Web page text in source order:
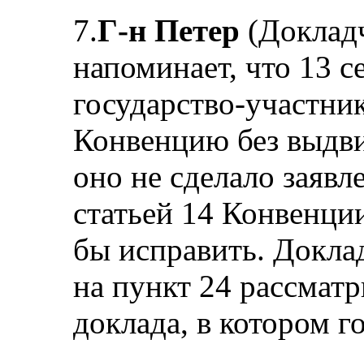
7.Г-н Петер
напоминает, что 13
государство-
Конвенцию без
оно не сделало
статьей 14
бы исправить.
на пункт 24
доклада, в котором